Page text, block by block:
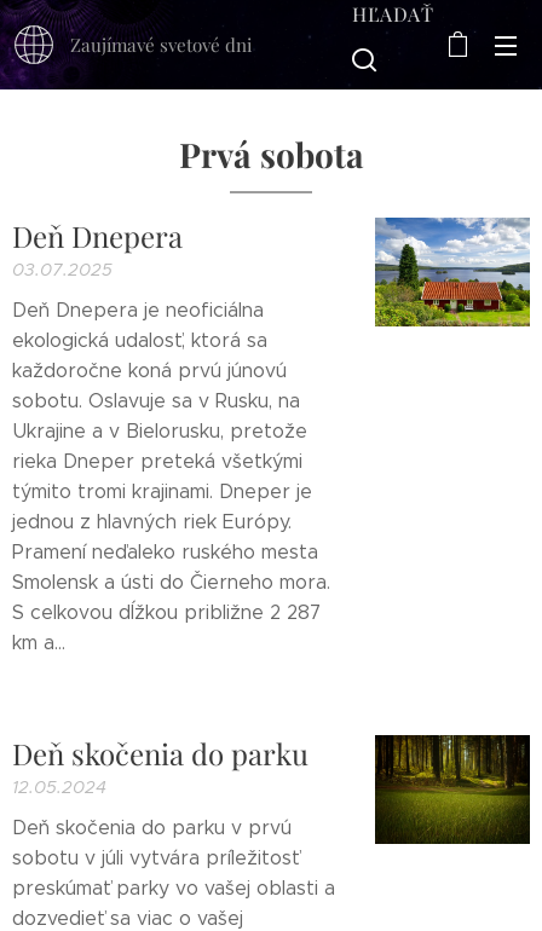
Zaujímavé svetové dni
HĽADAŤ
Prvá sobota
Deň Dnepera
03.07.2025
Deň Dnepera je neoficiálna
ekologická udalosť, ktorá sa
každoročne koná prvú júnovú
sobotu. Oslavuje sa v Rusku, na
Ukrajine a v Bielorusku, pretože
rieka Dneper preteká všetkými
týmito tromi krajinami. Dneper je
jednou z hlavných riek Európy.
Pramení neďaleko ruského mesta
Smolensk a ústi do Čierneho mora.
S celkovou dĺžkou približne 2 287
km a...
Deň skočenia do parku
12.05.2024
Deň skočenia do parku v prvú
sobotu v júli vytvára príležitosť
preskúmať parky vo vašej oblasti a
dozvedieť sa viac o vašej